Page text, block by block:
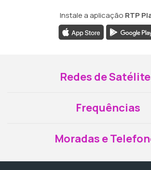
Instale a aplicação RTP
Redes de
Frequências
Moradas e